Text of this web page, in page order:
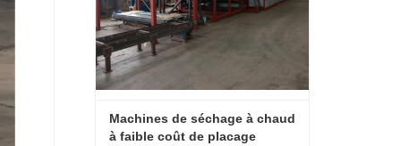
Machines de séchage à chaud
à faible coût de placage